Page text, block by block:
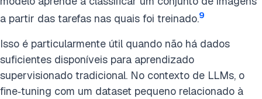
a partir das tarefas nas quais foi treinado.9
Isso é particularmente útil quando não há dados
suficientes disponíveis para aprendizado
supervisionado tradicional. No contexto de LLMs, o
fine‑tuning com um dataset pequeno relacionado à